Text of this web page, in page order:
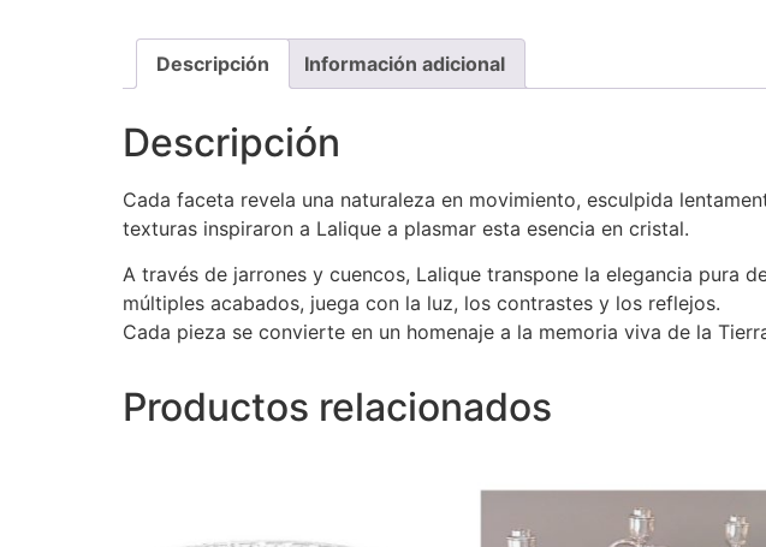
Descripción Información adicional
Descripción
Cada faceta revela una naturaleza en movimiento, esculpida
texturas inspiraron a Lalique a plasmar esta esencia en cristal.
A través de jarrones y cuencos, Lalique transpone la elegancia pura
múltiples acabados, juega con la luz, los contrastes y los reflejos.
Cada pieza se convierte en un homenaje a la memoria viva de la
Productos relacionados